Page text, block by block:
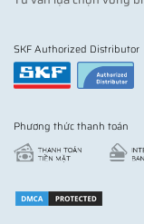
SKF Authorized Distributor
Phương thức thanh toán